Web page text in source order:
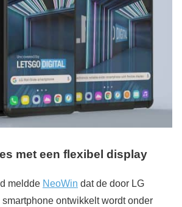
met een flexibel display
meldde NeoWin dat de door LG
ontwikkelt wordt onder